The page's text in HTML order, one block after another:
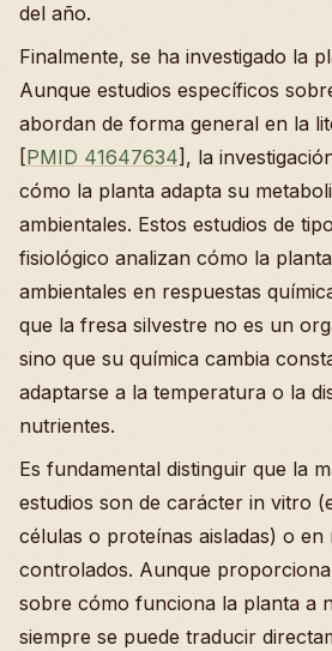
del año.
Finalmente, se ha investigado la
Aunque estudios específicos
abordan de forma general en la
[PMID 41647634], la
cómo la planta adapta su
ambientales. Estos estudios de
fisiológico analizan cómo la
ambientales en respuestas
que la fresa silvestre no es un
sino que su química cambia
adaptarse a la temperatura o la
nutrientes.
Es fundamental distinguir que la
estudios son de carácter in vitro
células o proteínas aisladas) o en
controlados. Aunque
sobre cómo funciona la planta a
siempre se puede traducir